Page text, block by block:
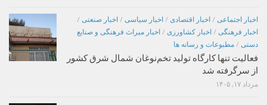
اخبار اجتماعی / اخبار اقتصادی / اخبار سیاسی / اخبار صنعتی /
اخبار فرهنگی / اخبار کشاورزی / اخبار میراث فرهنگی و صنایع
دستی / مطبوعات و رسانه ها
فعالیت تنها کارگاه تولید تخم‌نوغان شمال شرق کشور
از سرگرفته شد
مرداد ۱۷, ۱۴۰۵